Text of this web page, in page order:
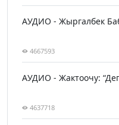
АУДИО - Жыргалбек
4667593
АУДИО - Жактоочу:
4637718